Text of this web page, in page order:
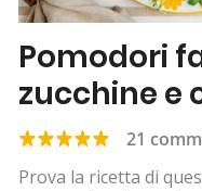
Pomodori
zucchine e
21
Prova la ricetta di